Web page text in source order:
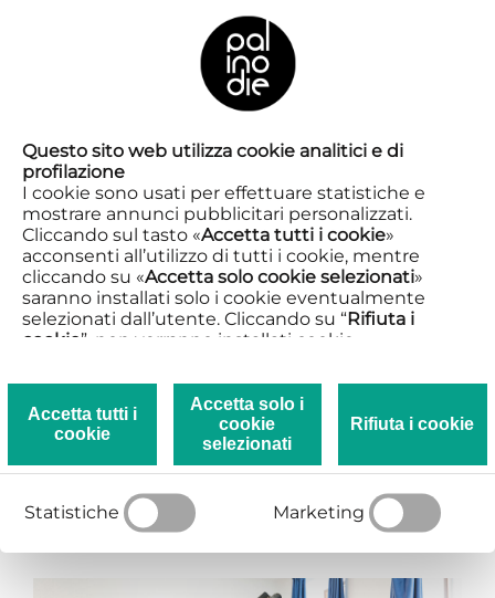
Questo sito web utilizza cookie analitici e di
profilazione
I cookie sono usati per effettuare statistiche e
mostrare annunci pubblicitari personalizzati.
Cliccando sul tasto «Accetta tutti i cookie»
acconsenti all’utilizzo di tutti i cookie, mentre
cliccando su «Accetta solo cookie selezionati»
saranno installati solo i cookie eventualmente
selezionati dall’utente. Cliccando su “Rifiuta i
cookie”, non verranno installati cookie.
dettaglio i singoli cookie e le terze parti che
installano i cookie tramite il presente sito.
Clicca qui per visualizzare la Privacy e Cookie
Accetta tutti i
cookie
Accetta solo i
cookie
selezionati
Rifiuta i cookie
Statistiche Marketing
Laboratori
Palinodie ETS realizza e conduce
laboratori teatrali, progetti scolastici ed
extrascolastici rivolti a tutte le fasce
d’età. Attraverso un approccio
esperienziale e inclusivo, i corsi di
crescita personale e collettiva, in cui il
teatro diventa strumento di
esplorazione, consapevolezza e
relazione.